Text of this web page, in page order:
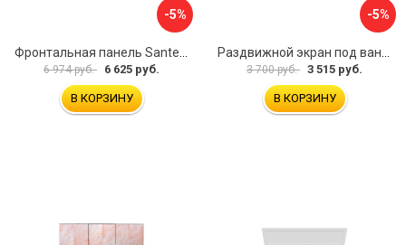
-5%
6 974 руб. 6 625 руб.
В КОРЗИНУ
-5%
3 700 руб. 3 515 руб.
В КОРЗИНУ